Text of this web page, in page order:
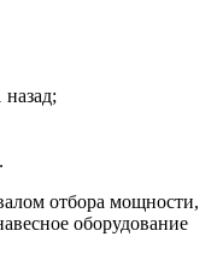
назад;
отбора мощности,
оборудование